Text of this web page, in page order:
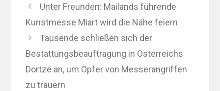
Unter Freunden: Mailands führende
Kunstmesse Miart wird die Nähe feiern
Tausende schließen sich der
Bestattungsbeauftragung in Österreichs
Dortze an, um Opfer von Messerangriffen
zu trauern